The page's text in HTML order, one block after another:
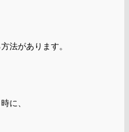
法があります。
に、